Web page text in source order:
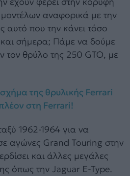
αναφορικά με την
αυτό που την κάνει τόσο
και σήμερα; Πάμε να δούμε
τον θρύλο της 250 GTO, με
της θρυλικής Ferrari
στη Ferrari!
1962-1964 για να
αγώνες Grand Touring στην
και άλλες μεγάλες
όπως την Jaguar E-Type.